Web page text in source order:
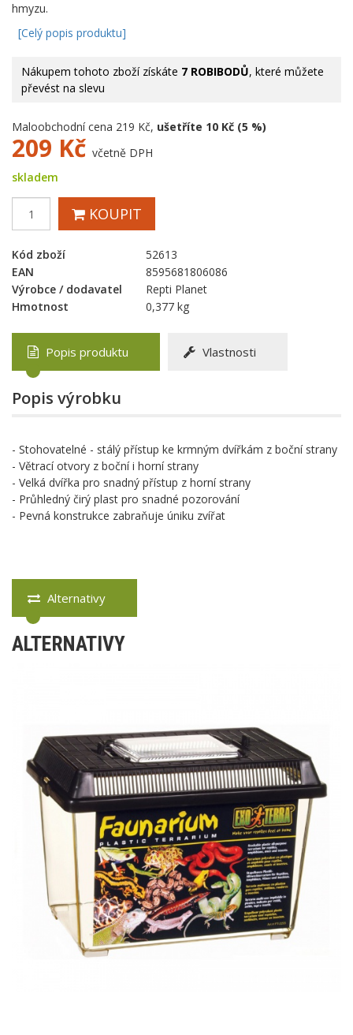
hmyzu.
[Celý popis produktu]
Nákupem tohoto zboží získáte 7 ROBIBODŮ, které můžete
převést na slevu
Maloobchodní cena 219 Kč, ušetříte 10 Kč (5 %)
209 Kč včetně DPH
skladem
KOUPIT
Kód zboží
52613
EAN
8595681806086
Výrobce / dodavatel
Repti Planet
Hmotnost
0,377 kg
Popis produktu Vlastnosti
Popis výrobku
- Stohovatelné - stálý přístup ke krmným dvířkám z boční strany
- Větrací otvory z boční i horní strany
- Velká dvířka pro snadný přístup z horní strany
- Průhledný čirý plast pro snadné pozorování
- Pevná konstrukce zabraňuje úniku zvířat
Alternativy
ALTERNATIVY